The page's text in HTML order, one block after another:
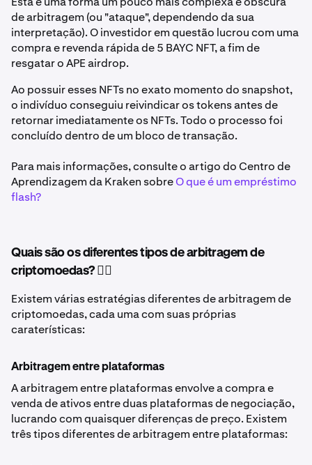
de arbitragem (ou "ataque", dependendo da sua
interpretação). O investidor em questão lucrou com uma
compra e revenda rápida de 5 BAYC NFT, a fim de
resgatar o APE airdrop.
Ao possuir esses NFTs no exato momento do snapshot,
o indivíduo conseguiu reivindicar os tokens antes de
retornar imediatamente os NFTs. Todo o processo foi
concluído dentro de um bloco de transação.
Para mais informações, consulte o artigo do Centro de
Aprendizagem da Kraken sobreO que é um empréstimo
flash?
Quais são os diferentes tipos de arbitragem de
criptomoedas? 🤷‍♂️
Existem várias estratégias diferentes de arbitragem de
criptomoedas, cada uma com suas próprias
caraterísticas:
Arbitragem entre plataformas
A arbitragem entre plataformas envolve a compra e
venda de ativos entre duas plataformas de negociação,
lucrando com quaisquer diferenças de preço. Existem
três tipos diferentes de arbitragem entre plataformas: